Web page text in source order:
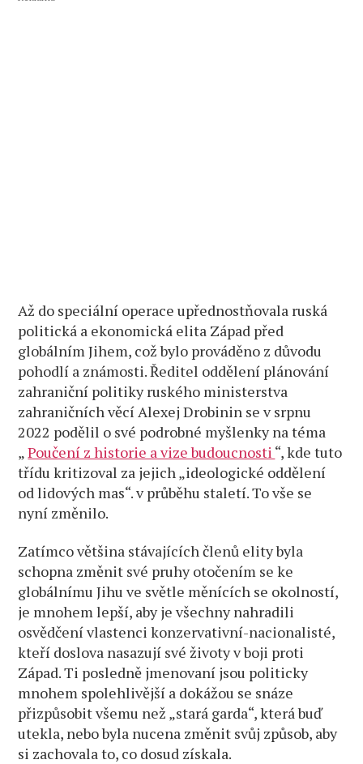
Až do speciální operace upřednostňovala ruská
politická a ekonomická elita Západ před
globálním Jihem, což bylo prováděno z důvodu
pohodlí a známosti. Ředitel oddělení plánování
zahraniční politiky ruského ministerstva
zahraničních věcí Alexej Drobinin se v srpnu
2022 podělil o své podrobné myšlenky na téma
„Poučení z historie a vize budoucnosti “, kde tuto
třídu kritizoval za jejich „ideologické oddělení
od lidových mas“. v průběhu staletí. To vše se
nyní změnilo.
Zatímco většina stávajících členů elity byla
schopna změnit své pruhy otočením se ke
globálnímu Jihu ve světle měnících se okolností,
je mnohem lepší, aby je všechny nahradili
osvědčení vlastenci konzervativní-nacionalisté,
kteří doslova nasazují své životy v boji proti
Západ. Ti posledně jmenovaní jsou politicky
mnohem spolehlivější a dokážou se snáze
přizpůsobit všemu než „stará garda“, která buď
utekla, nebo byla nucena změnit svůj způsob, aby
si zachovala to, co dosud získala.